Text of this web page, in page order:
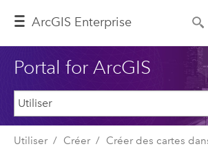
ArcGIS Enterprise
Portal for ArcGIS
Utiliser Créer
Créer des cartes